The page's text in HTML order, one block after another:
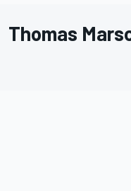
Thomas